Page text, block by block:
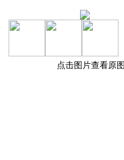
点击图片查看原图